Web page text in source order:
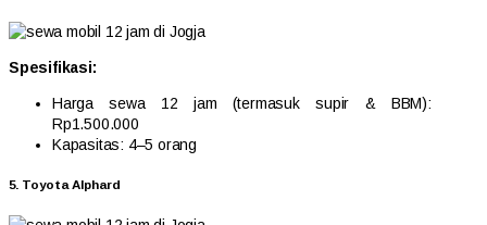
Spesifikasi:
Harga sewa 12 jam (termasuk supir & BBM):
Rp1.500.000
Kapasitas: 4–5 orang
5. Toyota Alphard